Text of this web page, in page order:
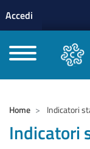
profilo
Accedi
Home Indicatori
Indicatori